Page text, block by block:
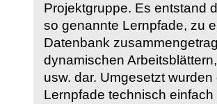
Projektgruppe. Es entstand
so genannte Lernpfade, zu
Datenbank
dynamischen
usw. dar. Umgesetzt
Lernpfade technisch